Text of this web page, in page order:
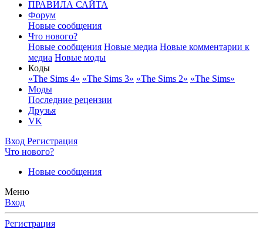
ПРАВИЛА САЙТА
Форум
Новые сообщения
Что нового?
Новые сообщения Новые медиа Новые комментарии к
медиа Новые моды
Коды
«The Sims 4» «The Sims 3» «The Sims 2» «The Sims»
Моды
Последние рецензии
Друзья
VK
Вход Регистрация
Что нового?
Новые сообщения
Меню
Вход
Регистрация